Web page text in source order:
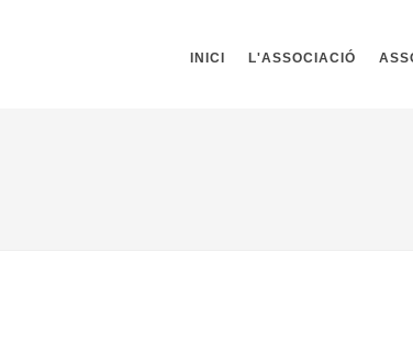
INICI L'ASSOCIACIÓ